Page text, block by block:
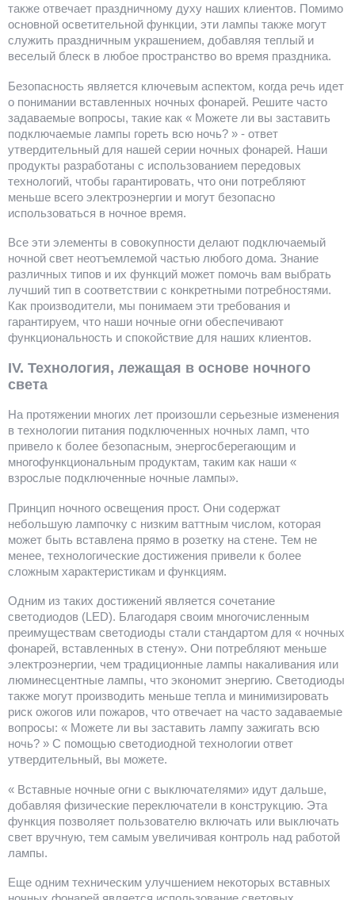
также отвечает праздничному духу наших клиентов. Помимо
основной осветительной функции, эти лампы также могут
служить праздничным украшением, добавляя теплый и
веселый блеск в любое пространство во время праздника.
Безопасность является ключевым аспектом, когда речь идет
о понимании вставленных ночных фонарей. Решите часто
задаваемые вопросы, такие как « Можете ли вы заставить
подключаемые лампы гореть всю ночь? » - ответ
утвердительный для нашей серии ночных фонарей. Наши
продукты разработаны с использованием передовых
технологий, чтобы гарантировать, что они потребляют
меньше всего электроэнергии и могут безопасно
использоваться в ночное время.
Все эти элементы в совокупности делают подключаемый
ночной свет неотъемлемой частью любого дома. Знание
различных типов и их функций может помочь вам выбрать
лучший тип в соответствии с конкретными потребностями.
Как производители, мы понимаем эти требования и
гарантируем, что наши ночные огни обеспечивают
функциональность и спокойствие для наших клиентов.
IV. Технология, лежащая в основе ночного
света
На протяжении многих лет произошли серьезные изменения
в технологии питания подключенных ночных ламп, что
привело к более безопасным, энергосберегающим и
многофункциональным продуктам, таким как наши «
взрослые подключенные ночные лампы».
Принцип ночного освещения прост. Они содержат
небольшую лампочку с низким ваттным числом, которая
может быть вставлена прямо в розетку на стене. Тем не
менее, технологические достижения привели к более
сложным характеристикам и функциям.
Одним из таких достижений является сочетание
светодиодов (LED). Благодаря своим многочисленным
преимуществам светодиоды стали стандартом для « ночных
фонарей, вставленных в стену». Они потребляют меньше
электроэнергии, чем традиционные лампы накаливания или
люминесцентные лампы, что экономит энергию. Светодиоды
также могут производить меньше тепла и минимизировать
риск ожогов или пожаров, что отвечает на часто задаваемые
вопросы: « Можете ли вы заставить лампу зажигать всю
ночь? » С помощью светодиодной технологии ответ
утвердительный, вы можете.
« Вставные ночные огни с выключателями» идут дальше,
добавляя физические переключатели в конструкцию. Эта
функция позволяет пользователю включать или выключать
свет вручную, тем самым увеличивая контроль над работой
лампы.
Еще одним техническим улучшением некоторых вставных